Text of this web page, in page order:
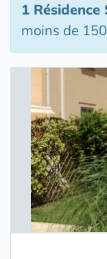
1 Résidence
moins de